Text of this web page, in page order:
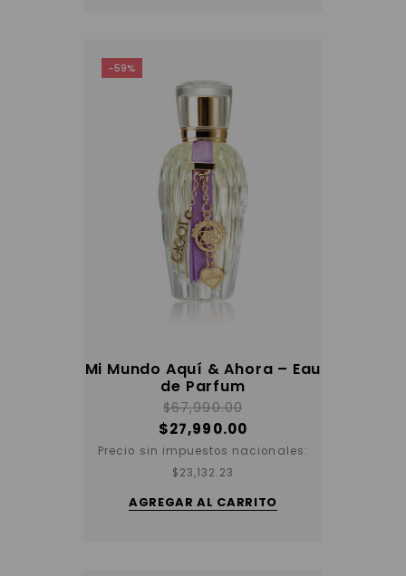
-59%
Mi Mundo Aquí & Ahora – Eau
de Parfum
$67,990.00
$27,990.00
Precio sin impuestos nacionales:
$23,132.23
AGREGAR AL CARRITO